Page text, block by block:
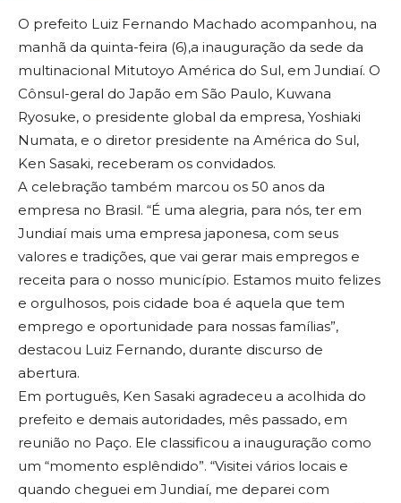
O prefeito Luiz Fernando Machado acompanhou, na
manhã da quinta-feira (6),a inauguração da sede da
multinacional Mitutoyo América do Sul, em Jundiaí. O
Cônsul-geral do Japão em São Paulo, Kuwana
Ryosuke, o presidente global da empresa, Yoshiaki
Numata, e o diretor presidente na América do Sul,
Ken Sasaki, receberam os convidados.
A celebração também marcou os 50 anos da
empresa no Brasil. “É uma alegria, para nós, ter em
Jundiaí mais uma empresa japonesa, com seus
valores e tradições, que vai gerar mais empregos e
receita para o nosso município. Estamos muito felizes
e orgulhosos, pois cidade boa é aquela que tem
emprego e oportunidade para nossas famílias”,
destacou Luiz Fernando, durante discurso de
abertura.
Em português, Ken Sasaki agradeceu a acolhida do
prefeito e demais autoridades, mês passado, em
reunião no Paço. Ele classificou a inauguração como
um “momento esplêndido”. “Visitei vários locais e
quando cheguei em Jundiaí, me deparei com